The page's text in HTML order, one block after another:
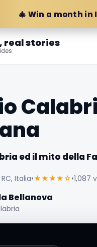
🎄 Win a month
real stories
ed il mito della
Italia•★★★★☆•1,087
Bellanova